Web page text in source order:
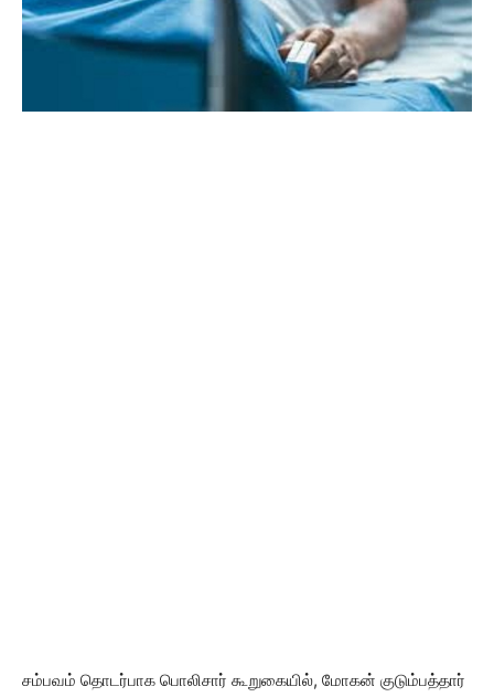
சம்பவம் தொடர்பாக பொலிசார் கூறுகையில், மோகன் குடும்பத்தார்